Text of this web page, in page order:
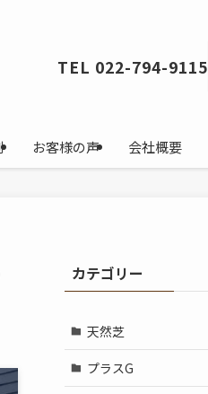
お客様の声 会社概要
TEL 022-794-9115
カテゴリー
天然芝
プラスG